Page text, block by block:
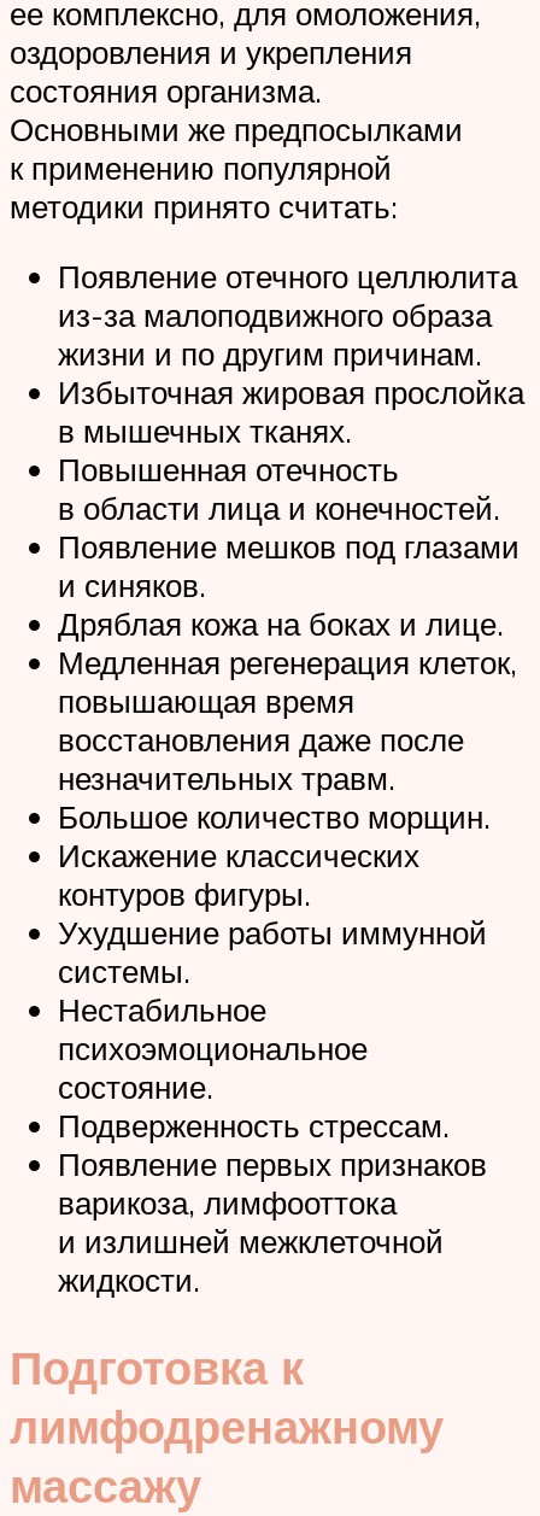
ее комплексно, для омоложения,
оздоровления и укрепления
состояния организма.
Основными же предпосылками
к применению популярной
методики принято считать:
Появление отечного целлюлита
из-за малоподвижного образа
жизни и по другим причинам.
Избыточная жировая прослойка
в мышечных тканях.
Повышенная отечность
в области лица и конечностей.
Появление мешков под глазами
и синяков.
Дряблая кожа на боках и лице.
Медленная регенерация клеток,
повышающая время
восстановления даже после
незначительных травм.
Большое количество морщин.
Искажение классических
контуров фигуры.
Ухудшение работы иммунной
системы.
Нестабильное
психоэмоциональное
состояние.
Подверженность стрессам.
Появление первых признаков
варикоза, лимфооттока
и излишней межклеточной
жидкости.
Подготовка к
лимфодренажному
массажу